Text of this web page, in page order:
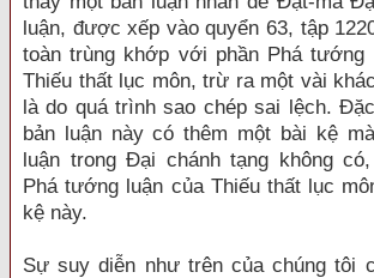
luận, được xếp vào quyển 63, tập
toàn trùng khớp với phần Phá tướng
Thiếu thất lục môn, trừ ra một vài
là do quá trình sao chép sai lệch.
bản luận này có thêm một bài kệ
luận trong Đại chánh tạng không
Phá tướng luận của Thiếu thất lục
kệ này.
Sự suy diễn như trên của chúng tôi